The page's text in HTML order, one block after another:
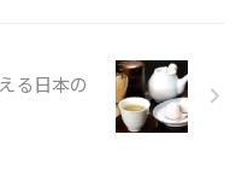
る日本の